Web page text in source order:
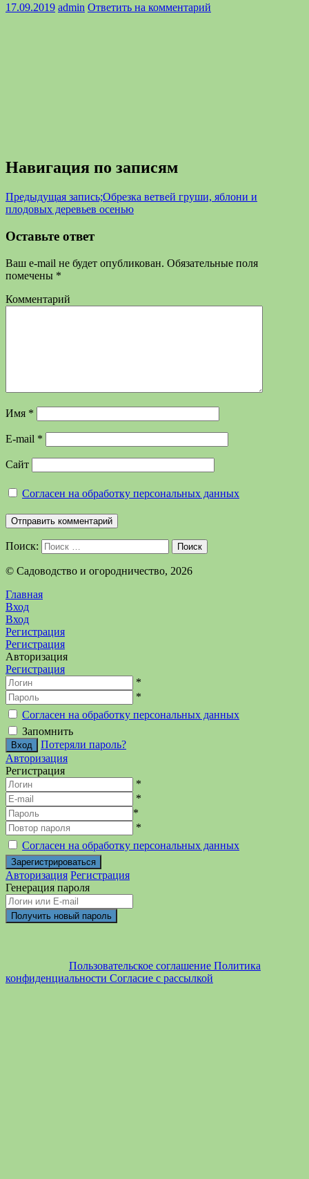
17.09.2019 admin Ответить на комментарий
Навигация по записям
Предыдущая запись;Обрезка ветвей груши, яблони и
плодовых деревьев осенью
Оставьте ответ
Ваш e-mail не будет опубликован. Обязательные поля
помечены *
Комментарий
Имя *
E-mail *
Сайт
Согласен на обработку персональных данных
Поиск: Поиск
©️ Садоводство и огородничество, 2026
Главная
Вход
Вход
Регистрация
Регистрация
Авторизация
Регистрация
*
*
Согласен на обработку персональных данных
Запомнить
Потеряли пароль?
Авторизация
Регистрация
*
*
*
*
Согласен на обработку персональных данных
Авторизация Регистрация
Генерация пароля
Пользовательское соглашение Политика
конфиденциальности Согласие с рассылкой